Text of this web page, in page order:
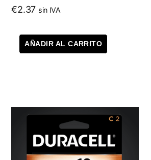
€2.37 sin IVA
AÑADIR AL CARRITO